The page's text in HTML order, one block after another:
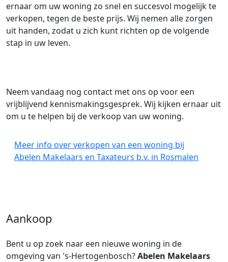
ernaar om uw woning zo snel en succesvol mogelijk te
verkopen, tegen de beste prijs. Wij nemen alle zorgen
uit handen, zodat u zich kunt richten op de volgende
stap in uw leven.
Neem vandaag nog contact met ons op voor een
vrijblijvend kennismakingsgesprek. Wij kijken ernaar uit
om u te helpen bij de verkoop van uw woning.
Meer info over verkopen van een woning bij
Abelen Makelaars en Taxateurs b.v. in Rosmalen
Aankoop
Bent u op zoek naar een nieuwe woning in de
omgeving van 's-Hertogenbosch?Abelen Makelaars